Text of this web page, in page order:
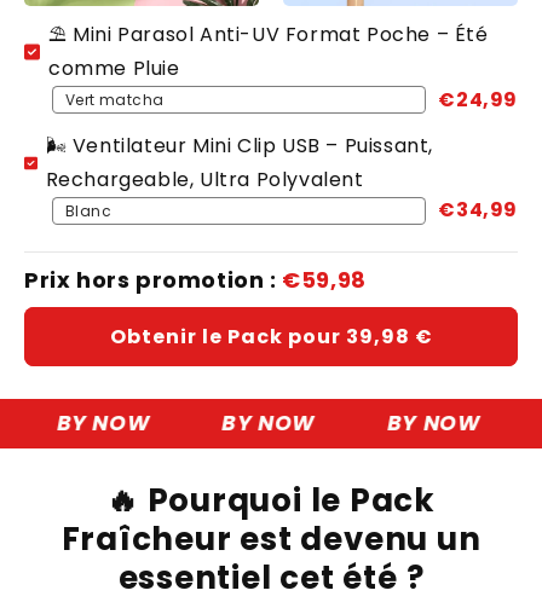
⛱️ Mini Parasol Anti-UV Format Poche – Été
comme Pluie
€24,99
🌬️ Ventilateur Mini Clip USB – Puissant,
Rechargeable, Ultra Polyvalent
€34,99
Prix hors promotion : €59,98
Obtenir le Pack pour 39,98 €
BY NOW BY NOW BY NOW
🔥 Pourquoi le Pack
Fraîcheur est devenu un
essentiel cet été ?